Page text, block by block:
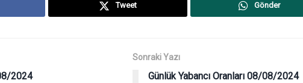
Tweet Gönder
2024
Sonraki Yazı
Günlük Yabancı Oranları 08/08/2024